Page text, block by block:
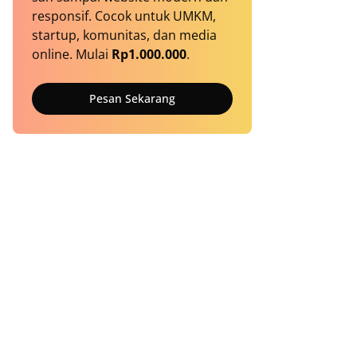
responsif. Cocok untuk UMKM,
startup, komunitas, dan media
online. Mulai Rp1.000.000.
Pesan Sekarang